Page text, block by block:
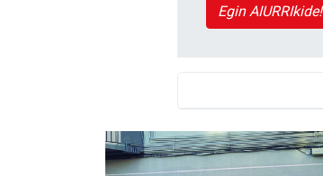
Egin AIURRIkide!